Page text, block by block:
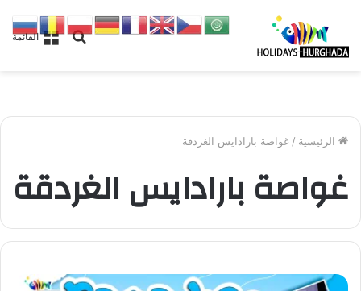
القائمة
بحث
الرئيسية / غواصة بارادايس الغردقة
غواصة بارادايس الغردقة